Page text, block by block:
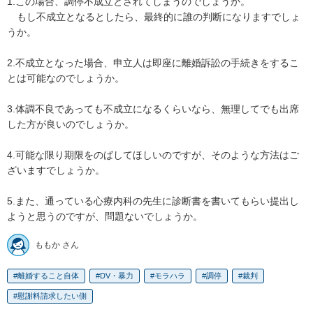
もし不成立となるとしたら、最終的に誰の判断になりますでしょ
うか。
2.不成立となった場合、申立人は即座に離婚訴訟の手続きをするこ
とは可能なのでしょうか。
3.体調不良であっても不成立になるくらいなら、無理してでも出席
した方が良いのでしょうか。
4.可能な限り期限をのばしてほしいのですが、そのような方法はご
ざいますでしょうか。
5.また、通っている心療内科の先生に診断書を書いてもらい提出し
ようと思うのですが、問題ないでしょうか。
ももか さん
離婚すること自体 DV・暴力 モラハラ 調停 裁判
慰謝料請求したい側